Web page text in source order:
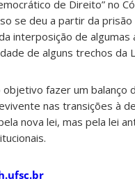
de Direito” no
se deu a partir da prisão
interposição de
de alguns trechos da
fazer um balanço
nas transições à
nova lei, mas pela lei